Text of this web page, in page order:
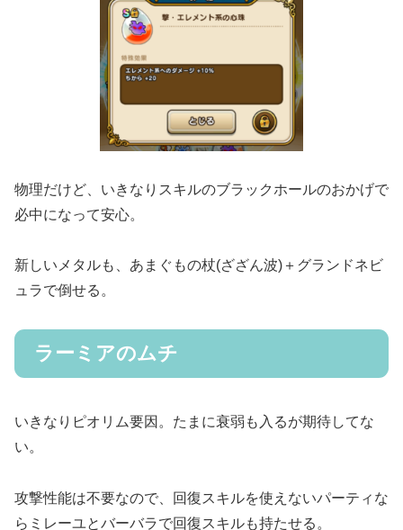
物理だけど、いきなりスキルのブラックホールのおかげで
必中になって安心。
新しいメタルも、あまぐもの杖(ざざん波)＋グランドネビ
ュラで倒せる。
ラーミアのムチ
いきなりピオリム要因。たまに衰弱も入るが期待してな
い。
攻撃性能は不要なので、回復スキルを使えないパーティな
らミレーユとバーバラで回復スキルも持たせる。